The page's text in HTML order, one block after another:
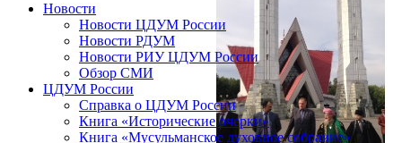
Новости
Новости ЦДУМ России
Новости РДУМ
Новости РИУ ЦДУМ России
Обзор СМИ
ЦДУМ России
Справка о ЦДУМ России
Книга «Исторические очерки»
Книга «Мусульманское духовное собрание»